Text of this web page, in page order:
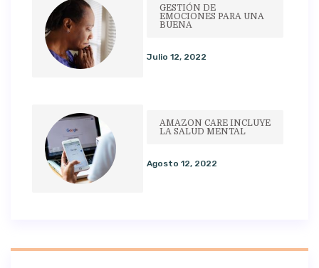
GESTIÓN DE
EMOCIONES PARA UNA
BUENA
Julio 12, 2022
AMAZON CARE INCLUYE
LA SALUD MENTAL
Agosto 12, 2022